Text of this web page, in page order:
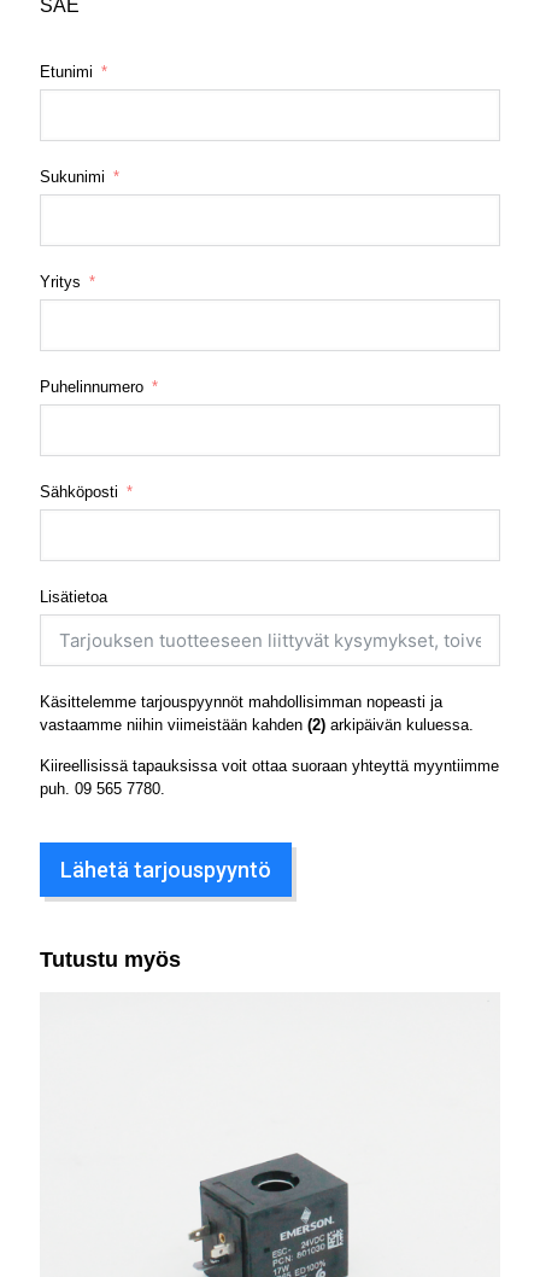
SAE
Etunimi
Sukunimi
Yritys
Puhelinnumero
Sähköposti
Lisätietoa
Käsittelemme tarjouspyynnöt mahdollisimman nopeasti ja
vastaamme niihin viimeistään kahden (2) arkipäivän kuluessa.
Kiireellisissä tapauksissa voit ottaa suoraan yhteyttä myyntiimme
puh. 09 565 7780
Lähetä tarjouspyyntö
Tutustu myös